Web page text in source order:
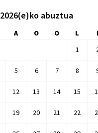
2026(e)ko abuztua
A O O L
I
1
5 6 7 8
12 13 14 15
19 20 21 22